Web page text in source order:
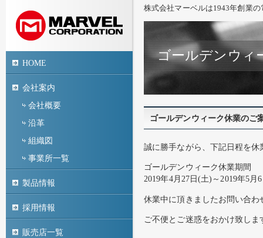
株式会社マーベルは1943年創業
ゴールデンウィ
ゴールデンウィーク休業のご
誠に勝手ながら、下記日程を
ゴールデンウィーク休業期間
2019年4月27日(土)～2019年5月
休業中に頂きましたお問い合
ご不便とご迷惑をおかけ致し
HOME
会社案内
会社概要
沿革
組織図
事業所一覧
製品情報
採用情報
販売店一覧